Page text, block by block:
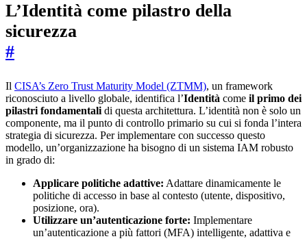
L’Identità come pilastro della
sicurezza
#
Il CISA’s Zero Trust Maturity Model (ZTMM), un framework
riconosciuto a livello globale, identifica l’Identità come il primo dei
pilastri fondamentali di questa architettura. L’identità non è solo un
componente, ma il punto di controllo primario su cui si fonda l’intera
strategia di sicurezza. Per implementare con successo questo
modello, un’organizzazione ha bisogno di un sistema IAM robusto
in grado di:
Applicare politiche adattive: Adattare dinamicamente le
politiche di accesso in base al contesto (utente, dispositivo,
posizione, ora).
Utilizzare un’autenticazione forte: Implementare
un’autenticazione a più fattori (MFA) intelligente, adattiva e